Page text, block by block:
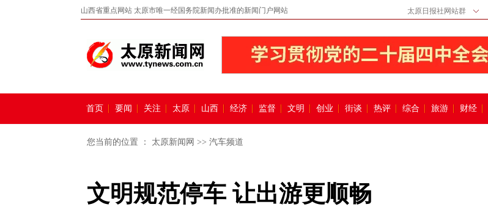
山西省重点网站 太原市唯一经国务院新闻办批准的新闻门户网站 太原日报社网站群
首页 要闻 关注 太原 山西 经济 监督 文明 创业 街谈 热评 综合 旅游 财经
您当前的位置 ： 太原新闻网 >> 汽车频道
文明规范停车 让出游更顺畅